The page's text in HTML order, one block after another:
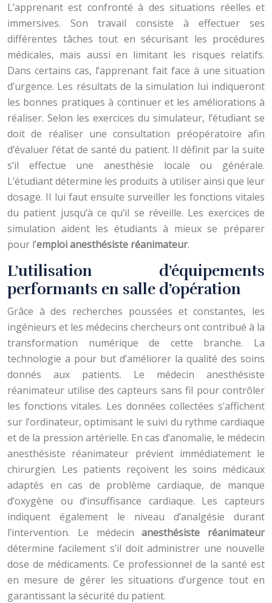
L’apprenant est confronté à des situations réelles et
immersives. Son travail consiste à effectuer ses
différentes tâches tout en sécurisant les procédures
médicales, mais aussi en limitant les risques relatifs.
Dans certains cas, l’apprenant fait face à une situation
d’urgence. Les résultats de la simulation lui indiqueront
les bonnes pratiques à continuer et les améliorations à
réaliser. Selon les exercices du simulateur, l’étudiant se
doit de réaliser une consultation préopératoire afin
d’évaluer l’état de santé du patient. Il définit par la suite
s’il effectue une anesthésie locale ou générale.
L’étudiant détermine les produits à utiliser ainsi que leur
dosage. Il lui faut ensuite surveiller les fonctions vitales
du patient jusqu’à ce qu’il se réveille. Les exercices de
simulation aident les étudiants à mieux se préparer
pour l’emploi anesthésiste réanimateur.
L’utilisation d’équipements
performants en salle d’opération
Grâce à des recherches poussées et constantes, les
ingénieurs et les médecins chercheurs ont contribué à la
transformation numérique de cette branche. La
technologie a pour but d’améliorer la qualité des soins
donnés aux patients. Le médecin anesthésiste
réanimateur utilise des capteurs sans fil pour contrôler
les fonctions vitales. Les données collectées s’affichent
sur l’ordinateur, optimisant le suivi du rythme cardiaque
et de la pression artérielle. En cas d’anomalie, le médecin
anesthésiste réanimateur prévient immédiatement le
chirurgien. Les patients reçoivent les soins médicaux
adaptés en cas de problème cardiaque, de manque
d’oxygène ou d’insuffisance cardiaque. Les capteurs
indiquent également le niveau d’analgésie durant
l’intervention. Le médecinanesthésiste réanimateur
détermine facilement s’il doit administrer une nouvelle
dose de médicaments. Ce professionnel de la santé est
en mesure de gérer les situations d’urgence tout en
garantissant la sécurité du patient.